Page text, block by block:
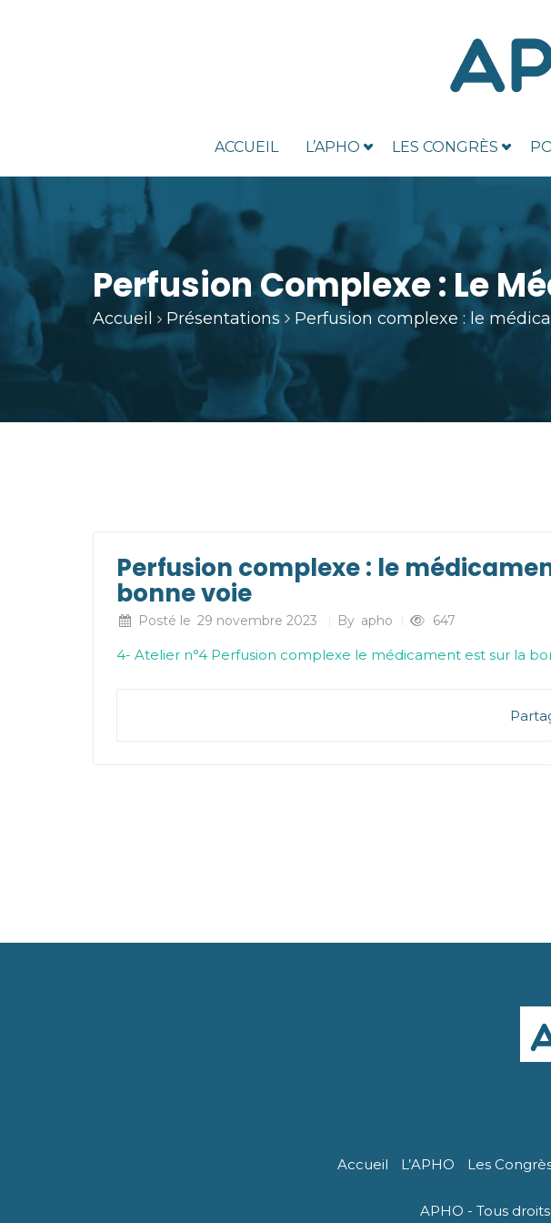
ACCUEIL L’APHO LES CONGRÈS
Perfusion Complexe : Le
Accueil Présentations Perfusion complexe : le
Perfusion complexe : le
bonne voie
Posté le 29 novembre 2023 By apho 647
4- Atelier n°4 Perfusion complexe le médicament est sur la
Accueil L’APHO Les
APHO - Tous